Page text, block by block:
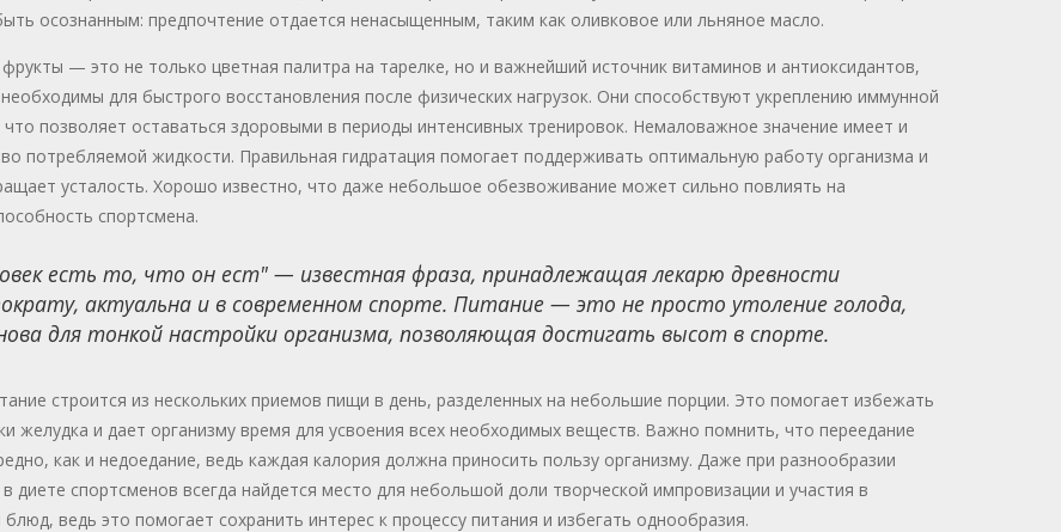
осознанным: предпочтение отдается ненасыщенным, таким как оливковое или льняное масло.
— это не только цветная палитра на тарелке, но и важнейший источник витаминов и антиоксидантов,
для быстрого восстановления после физических нагрузок. Они способствуют укреплению иммунной
что позволяет оставаться здоровыми в периоды интенсивных тренировок. Немаловажное значение имеет и
потребляемой жидкости. Правильная гидратация помогает поддерживать оптимальную работу организма и
усталость. Хорошо известно, что даже небольшое обезвоживание может сильно повлиять на
спортсмена.
есть то, что он ест" — известная фраза, принадлежащая лекарю древности
актуальна и в современном спорте. Питание — это не просто утоление голода,
для тонкой настройки организма, позволяющая достигать высот в спорте.
строится из нескольких приемов пищи в день, разделенных на небольшие порции. Это помогает избежать
желудка и дает организму время для усвоения всех необходимых веществ. Важно помнить, что переедание
как и недоедание, ведь каждая калория должна приносить пользу организму. Даже при разнообразии
диете спортсменов всегда найдется место для небольшой доли творческой импровизации и участия в
блюд, ведь это помогает сохранить интерес к процессу питания и избегать однообразия.